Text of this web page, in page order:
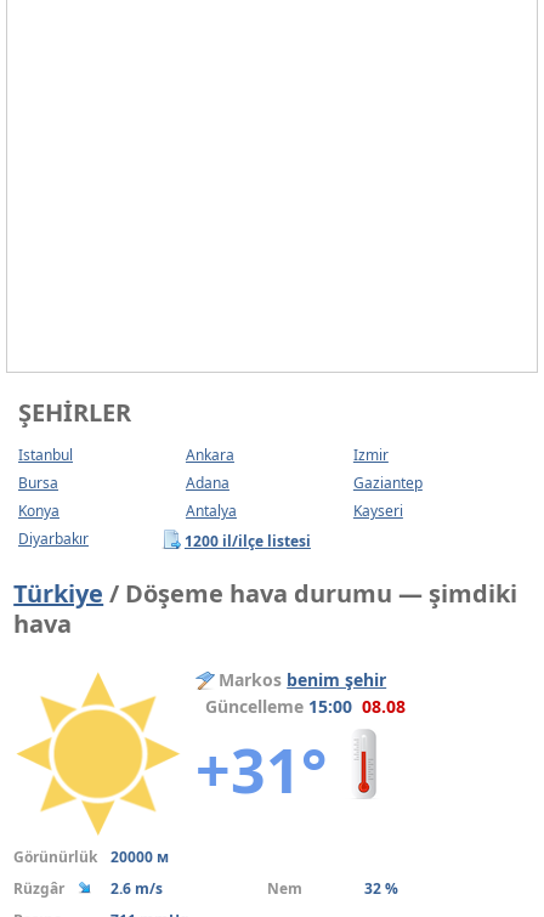
ŞEHIRLER
Istanbul Ankara
Izmir
Bursa
Adana
Gaziantep
Konya
Antalya
Kayseri
Diyarbakır
1200 il/ilçe listesi
Türkiye / Döşeme hava durumu — şimdiki
hava
Markos benim şehir
Güncelleme 15:00 08.08
+31°
Görünürlük
20000 м
Rüzgâr
2.6 m/s Nem
32 %